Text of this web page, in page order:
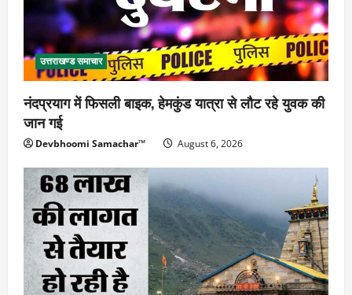
उत्तराखण्ड समाचार
नंदप्रयाग में फिसली बाइक, हेमकुंड यात्रा से लौट रहे युवक की
जान गई
Devbhoomi Samachar™ August 6, 2026